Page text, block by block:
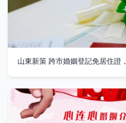
山東新策 跨市婚姻登記免居住證